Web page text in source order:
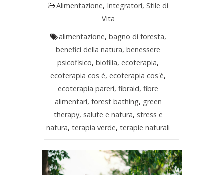
Alimentazione, Integratori,Stile di
Vita
alimentazione, bagno di foresta,
benefici della natura,benessere
psicofisico,biofilia,ecoterapia,
ecoterapia cos è,ecoterapia cos'è,
ecoterapia pareri,fibraid,fibre
alimentari, forest bathing, green
therapy, salute e natura, stress e
natura,terapia verde,terapie naturali